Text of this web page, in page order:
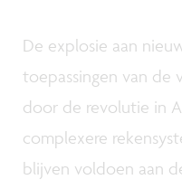
De explosie aan
toepassingen van de
door de revolutie in
complexere
blijven voldoen aan